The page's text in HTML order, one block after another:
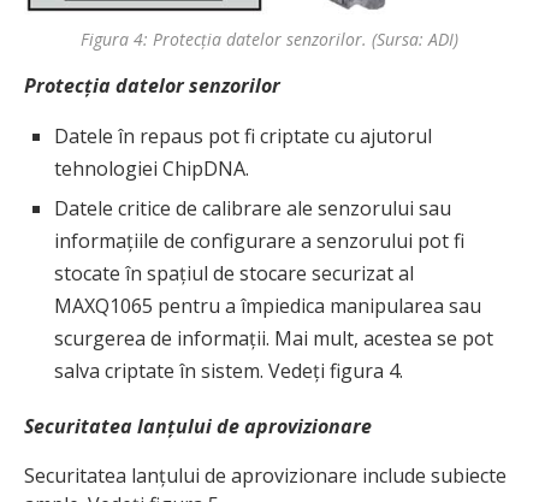
Figura 4: Protecția datelor senzorilor. (Sursa: ADI)
Protecția datelor senzorilor
Datele în repaus pot fi criptate cu ajutorul
tehnologiei ChipDNA.
Datele critice de calibrare ale senzorului sau
informațiile de configurare a senzorului pot fi
stocate în spațiul de stocare securizat al
MAXQ1065 pentru a împiedica manipularea sau
scurgerea de informații. Mai mult, acestea se pot
salva criptate în sistem. Vedeți figura 4.
Securitatea lanțului de aprovizionare
Securitatea lanțului de aprovizionare include subiecte